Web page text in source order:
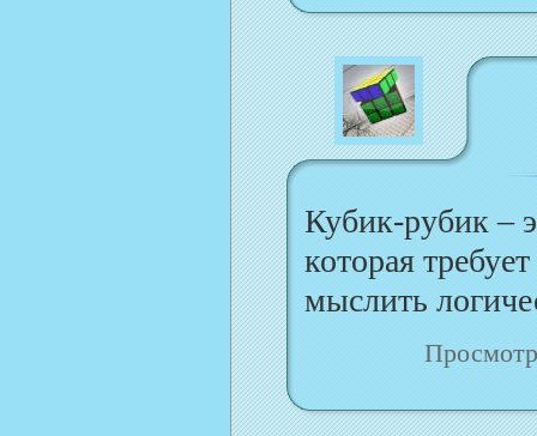
Кубик-рубик –
которая
мыслить